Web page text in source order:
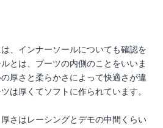
、インナーソールについても確認を
とは、ブーツの内側のことをいいま
厚さと柔らかさによって快適さが違
は厚くてソフトに作られています。
さはレーシングとデモの中間くらい